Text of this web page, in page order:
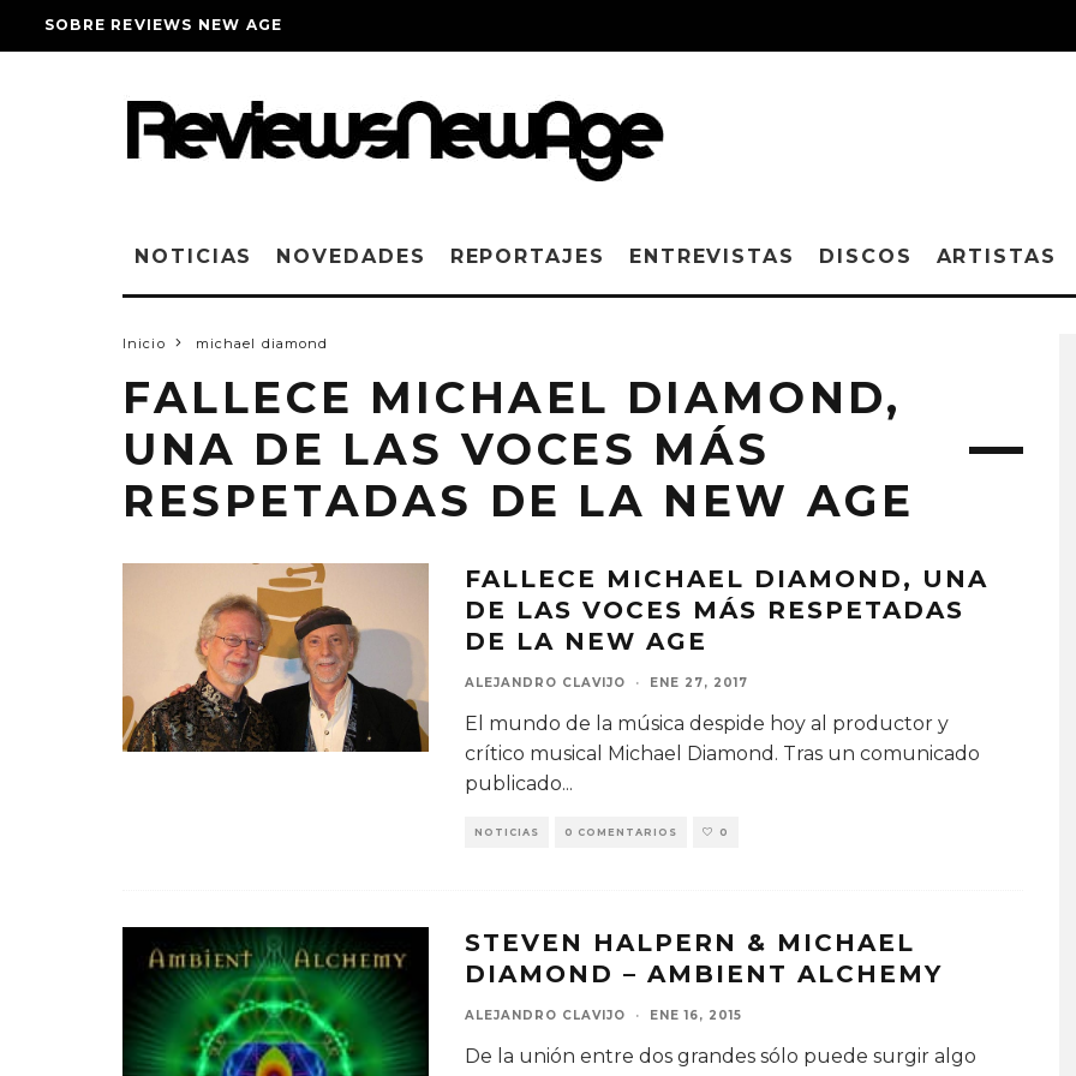
SOBRE REVIEWS NEW AGE
NOTICIAS NOVEDADES REPORTAJES ENTREVISTAS DISCOS ARTISTAS
Inicio michael diamond
FALLECE MICHAEL DIAMOND,
UNA DE LAS VOCES MÁS
RESPETADAS DE LA NEW AGE
FALLECE MICHAEL DIAMOND, UNA
DE LAS VOCES MÁS RESPETADAS
DE LA NEW AGE
ALEJANDRO CLAVIJO · ENE 27, 2017
El mundo de la música despide hoy al productor y
crítico musical Michael Diamond. Tras un comunicado
publicado...
NOTICIAS 0 COMENTARIOS 0
STEVEN HALPERN & MICHAEL
DIAMOND – AMBIENT ALCHEMY
ALEJANDRO CLAVIJO · ENE 16, 2015
De la unión entre dos grandes sólo puede surgir algo